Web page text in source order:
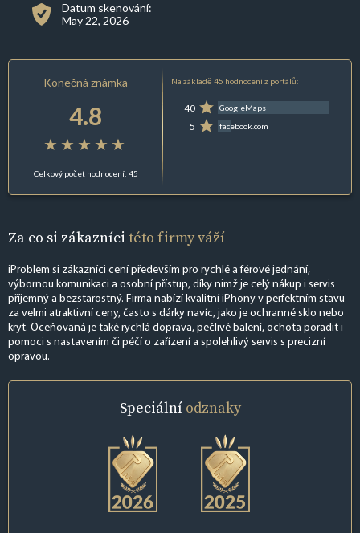
Datum skenování:
May 22, 2026
Konečná známka
4.8
Celkový počet hodnocení: 45
Na základě 45 hodnocení z portálů:
40 GoogleMaps
5 facebook.com
Za co si zákazníci této firmy váží
iProblem si zákazníci cení především pro rychlé a férové jednání,
výbornou komunikaci a osobní přístup, díky nimž je celý nákup i servis
příjemný a bezstarostný. Firma nabízí kvalitní iPhony v perfektním stavu
za velmi atraktivní ceny, často s dárky navíc, jako je ochranné sklo nebo
kryt. Oceňovaná je také rychlá doprava, pečlivé balení, ochota poradit i
pomoci s nastavením či péčí o zařízení a spolehlivý servis s precizní
opravou.
Speciální odznaky